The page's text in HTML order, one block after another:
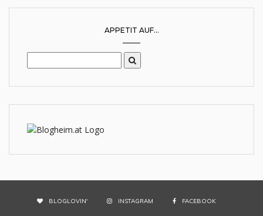
APPETIT AUF...
BLOGLOVIN' INSTAGRAM FACEBOOK